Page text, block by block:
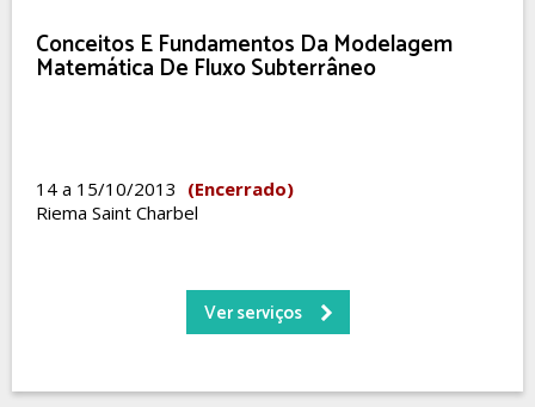
Conceitos E Fundamentos Da Modelagem
Matemática De Fluxo Subterrâneo
14 a 15/10/2013 (Encerrado)
Riema Saint Charbel
Ver serviços